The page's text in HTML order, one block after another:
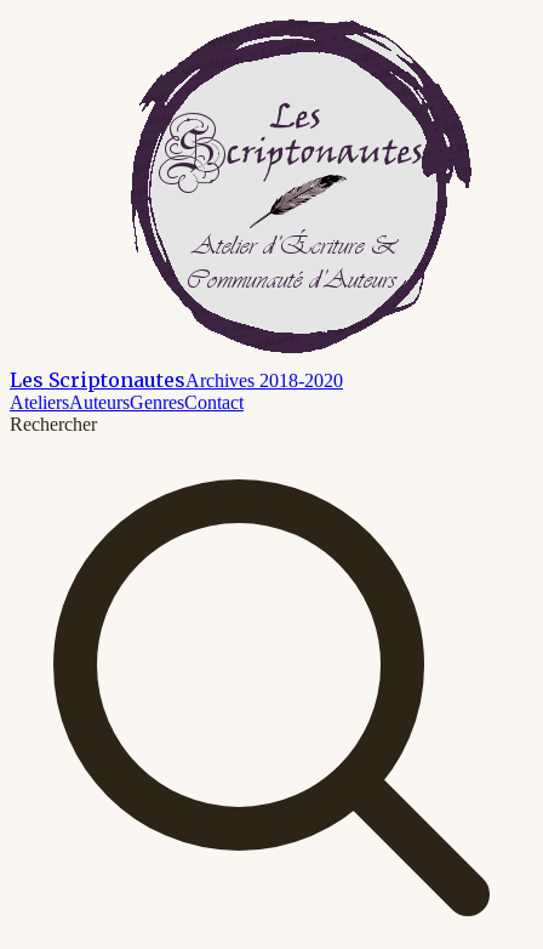
Les ScriptonautesArchives 2018-2020
AteliersAuteursGenresContact
Rechercher